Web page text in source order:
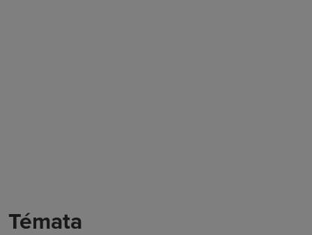
Témata